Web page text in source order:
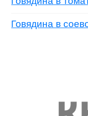
Говядина в